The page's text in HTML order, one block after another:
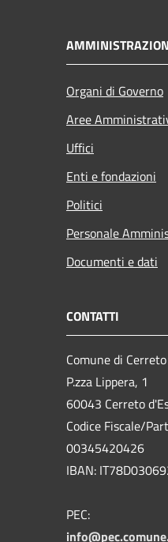
Organi di Governo
Aree
Uffici
Enti e fondazioni
Politici
Personale
Documenti e dati
CONTATTI
Comune di
P.zza Lippera, 1
60043 Cerreto
Codice Fiscale/
00345420426
IBAN:
PEC: